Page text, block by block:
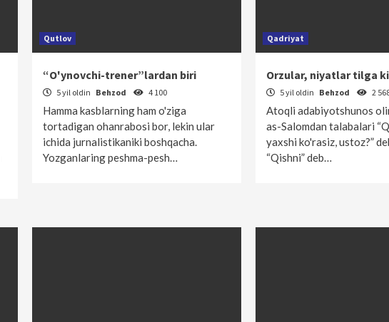
Qutlov
“O'ynovchi-trener”lardan biri
5 yil oldin Behzod 4 100
Hamma kasblarning ham o'ziga
tortadigan ohanrabosi bor, lekin ular
ichida jurnalistikaniki boshqacha.
Yozganlaring peshma-pesh…
Qadriyat
Orzular, niyatlar tilga
5 yil oldin Behzod 2
Atoqli adabiyotshunos
as-Salomdan talabalari
yaxshi ko'rasiz, ustoz?”
“Qishni” deb…